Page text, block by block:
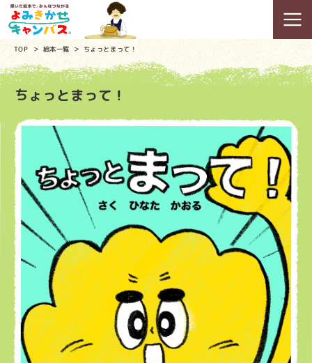
TOP 絵本一覧 ちょっとまって！
ちょっとまって！